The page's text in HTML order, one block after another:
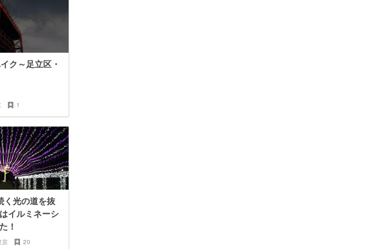
ク～足立区・
1
く光の道を抜
イルミネーシ
！
京 20